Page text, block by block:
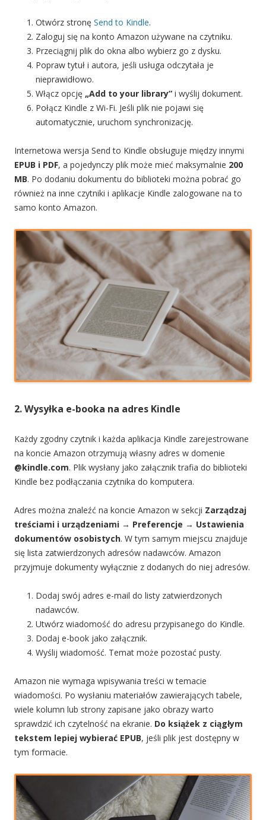
Otwórz stronę Send to Kindle.
Zaloguj się na konto Amazon używane na czytniku.
Przeciągnij plik do okna albo wybierz go z dysku.
Popraw tytuł i autora, jeśli usługa odczytała je
nieprawidłowo.
Włącz opcję „Add to your library” i wyślij dokument.
Połącz Kindle z Wi-Fi. Jeśli plik nie pojawi się
automatycznie, uruchom synchronizację.
Internetowa wersja Send to Kindle obsługuje między innymi
EPUB i PDF, a pojedynczy plik może mieć maksymalnie 200
MB. Po dodaniu dokumentu do biblioteki można pobrać go
również na inne czytniki i aplikacje Kindle zalogowane na to
samo konto Amazon.
2. Wysyłka e-booka na adres Kindle
Każdy zgodny czytnik i każda aplikacja Kindle zarejestrowane
na koncie Amazon otrzymują własny adres w domenie
@kindle.com. Plik wysłany jako załącznik trafia do biblioteki
Kindle bez podłączania czytnika do komputera.
Adres można znaleźć na koncie Amazon w sekcji Zarządzaj
treściami i urządzeniami → Preferencje → Ustawienia
dokumentów osobistych. W tym samym miejscu znajduje
się lista zatwierdzonych adresów nadawców. Amazon
przyjmuje dokumenty wyłącznie z dodanych do niej adresów.
Dodaj swój adres e-mail do listy zatwierdzonych
nadawców.
Utwórz wiadomość do adresu przypisanego do Kindle.
Dodaj e-book jako załącznik.
Wyślij wiadomość. Temat może pozostać pusty.
Amazon nie wymaga wpisywania treści w temacie
wiadomości. Po wysłaniu materiałów zawierających tabele,
wiele kolumn lub strony zapisane jako obrazy warto
sprawdzić ich czytelność na ekranie. Do książek z ciągłym
tekstem lepiej wybierać EPUB, jeśli plik jest dostępny w
tym formacie.